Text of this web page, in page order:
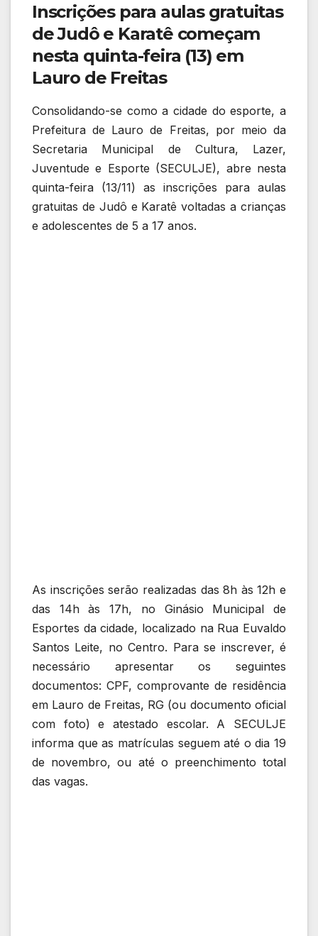
Inscrições para aulas gratuitas
de Judô e Karatê começam
nesta quinta-feira (13) em
Lauro de Freitas
Consolidando-se como a cidade do esporte, a
Prefeitura de Lauro de Freitas, por meio da
Secretaria Municipal de Cultura, Lazer,
Juventude e Esporte (SECULJE), abre nesta
quinta-feira (13/11) as inscrições para aulas
gratuitas de Judô e Karatê voltadas a crianças
e adolescentes de 5 a 17 anos.
As inscrições serão realizadas das 8h às 12h e
das 14h às 17h, no Ginásio Municipal de
Esportes da cidade, localizado na Rua Euvaldo
Santos Leite, no Centro. Para se inscrever, é
necessário apresentar os seguintes
documentos: CPF, comprovante de residência
em Lauro de Freitas, RG (ou documento oficial
com foto) e atestado escolar. A SECULJE
informa que as matrículas seguem até o dia 19
de novembro, ou até o preenchimento total
das vagas.